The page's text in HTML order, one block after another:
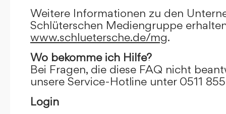
Weitere Informationen zu den
Schlüterschen Mediengruppe
www.schluetersche.de/mg.
Wo bekomme ich Hilfe?
Bei Fragen, die diese FAQ nicht
unsere Service-Hotline unter 0511
Login